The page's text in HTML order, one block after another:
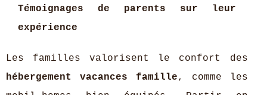
Témoignages de parents sur leur
expérience
Les familles valorisent le confort des
hébergement vacances famille, comme les